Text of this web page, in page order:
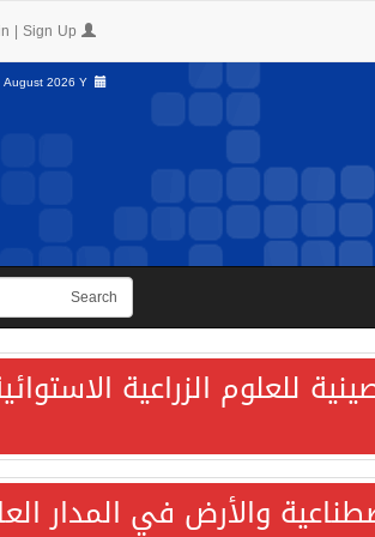
2026 Y
للعلوم الزراعية
والأرض في المدار